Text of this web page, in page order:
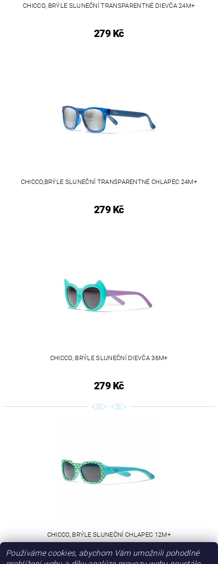
CHICCO, BRÝLE SLUNEČNÍ TRANSPARENTNÉ DIEVČA 24M+
279 Kč
CHICCO,BRÝLE SLUNEČNÍ TRANSPARENTNÉ CHLAPEC 24M+
279 Kč
CHICCO, BRÝLE SLUNEČNÍ DIEVČA 36M+
279 Kč
CHICCO, BRÝLE SLUNEČNÍ CHLAPEC 12M+
Používáme cookies, abychom Vám umožnili pohodlné